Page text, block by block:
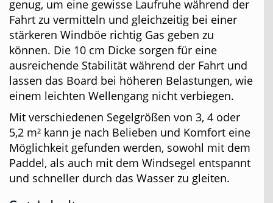
genug, um eine gewisse Laufruhe während der
Fahrt zu vermitteln und gleichzeitig bei einer
stärkeren Windböe richtig Gas geben zu
können. Die 10 cm Dicke sorgen für eine
ausreichende Stabilität während der Fahrt und
lassen das Board bei höheren Belastungen, wie
einem leichten Wellengang nicht verbiegen.
Mit verschiedenen Segelgrößen von 3, 4 oder
5,2 m² kann je nach Belieben und Komfort eine
Möglichkeit gefunden werden, sowohl mit dem
Paddel, als auch mit dem Windsegel entspannt
und schneller durch das Wasser zu gleiten.